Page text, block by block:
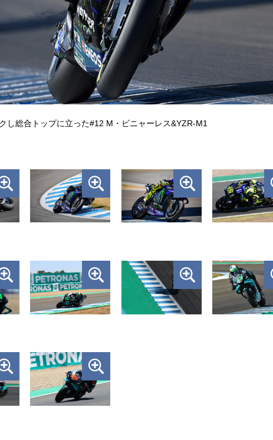
し総合トップに立った#12 M・ビニャーレス&YZR-M1